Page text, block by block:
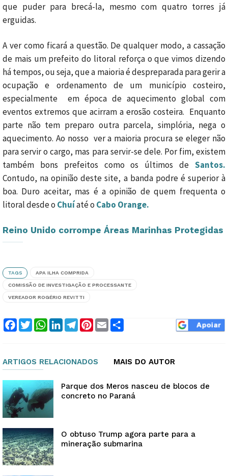
que puder para brecá-la, mesmo com quatro torres já
erguidas.
A ver como ficará a questão. De qualquer modo, a cassação
de mais um prefeito do litoral reforça o que vimos dizendo
há tempos, ou seja, que a maioria é despreparada para gerir a
ocupação e ordenamento de um município costeiro,
especialmente em época de aquecimento global com
eventos extremos que acirram a erosão costeira. Enquanto
parte não tem preparo outra parcela, simplória, nega o
aquecimento. Ao nosso ver a maioria procura se eleger não
para servir o cargo, mas para servir-se dele. Por fim, existem
também bons prefeitos como os últimos de Santos.
Contudo, na opinião deste site, a banda podre é superior à
boa. Duro aceitar, mas é a opinião de quem frequenta o
litoral desde o Chuíaté o Cabo Orange.
Reino Unido corrompe Áreas Marinhas Protegidas
TAGS APA ILHA COMPRIDA
COMISSÃO DE INVESTIGAÇÃO E PROCESSANTE
VEREADOR ROGÉRIO REVITTI
Facebook
TwitterWhatsApp
LinkedInTelegram
Pinterest
Email
ARTIGOS RELACIONADOS MAIS DO AUTOR
Parque dos Meros nasceu de blocos de
concreto no Paraná
O obtuso Trump agora parte para a
mineração submarina